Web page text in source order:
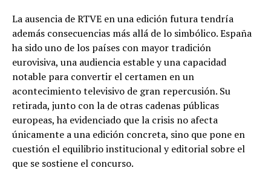
La ausencia de RTVE en una edición futura tendría
además consecuencias más allá de lo simbólico. España
ha sido uno de los países con mayor tradición
eurovisiva, una audiencia estable y una capacidad
notable para convertir el certamen en un
acontecimiento televisivo de gran repercusión. Su
retirada, junto con la de otras cadenas públicas
europeas, ha evidenciado que la crisis no afecta
únicamente a una edición concreta, sino que pone en
cuestión el equilibrio institucional y editorial sobre el
que se sostiene el concurso.